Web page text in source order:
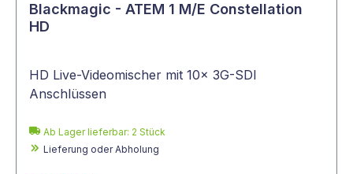
Blackmagic - ATEM 1 M/E Constellation
HD
HD Live-Videomischer mit 10x 3G-SDI
Anschlüssen
Ab Lager lieferbar: 2 Stück
Lieferung oder Abholung